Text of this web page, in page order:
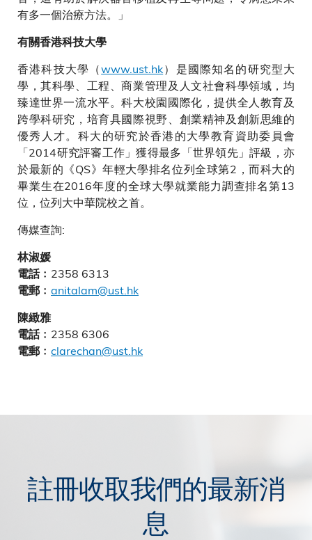
有多一個治療方法。」
有關香港科技大學
香港科技大學（www.ust.hk）是國際知名的研究型大
學，其科學、工程、商業管理及人文社會科學領域，均
臻達世界一流水平。科大校園國際化，提供全人教育及
跨學科研究，培育具國際視野、創業精神及創新思維的
優秀人才。科大的研究於香港的大學教育資助委員會
「2014研究評審工作」獲得最多「世界領先」評級，亦
於最新的《QS》年輕大學排名位列全球第2，而科大的
畢業生在2016年度的全球大學就業能力調查排名第13
位，位列大中華院校之首。
傳媒查詢:
林淑媛
電話﹕ 2358 6313
電郵﹕ anitalam@ust.hk
陳緻雅
電話﹕ 2358 6306
電郵﹕ clarechan@ust.hk
註冊收取我們的最新消
息